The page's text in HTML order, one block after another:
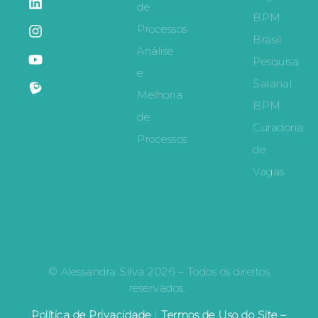
de
Processos
Análise
e
Melhoria
de
Processos
BPM
Brasil
Pesquisa
Salarial
BPM
Curadoria
de
Vagas
© Alessandra Silva 2026 – Todos os direitos
reservados.
Política de Privacidade|Termos de Uso do Site –